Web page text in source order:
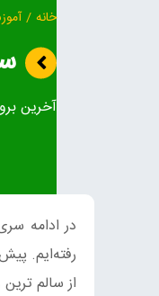
خانه /
آخرین
در ادامه
رفته‌ایم.
از سالم